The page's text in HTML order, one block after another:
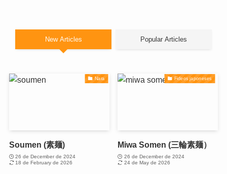
New Articles Popular Articles
Nara
Soumen (素麺)
26 de December de 2024
18 de February de 2026
Fideos japoneses
Miwa Somen (三輪素麺）
26 de December de 2024
24 de May de 2026